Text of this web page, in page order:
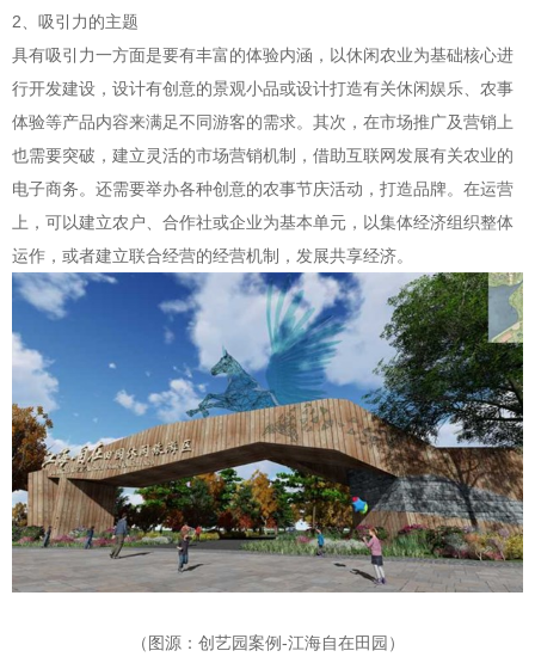
2、吸引力的主题
具有吸引力一方面是要有丰富的体验内涵，以休闲农业为基础核心进
行开发建设，设计有创意的景观小品或设计打造有关休闲娱乐、农事
体验等产品内容来满足不同游客的需求。其次，在市场推广及营销上
也需要突破，建立灵活的市场营销机制，借助互联网发展有关农业的
电子商务。还需要举办各种创意的农事节庆活动，打造品牌。在运营
上，可以建立农户、合作社或企业为基本单元，以集体经济组织整体
运作，或者建立联合经营的经营机制，发展共享经济。
（图源：创艺园案例-江海自在田园）